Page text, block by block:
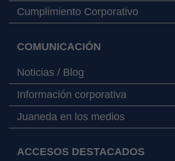
Cumplimiento Corporativo
COMUNICACIÓN
Noticias / Blog
Información corporativa
Juaneda en los medios
ACCESOS DESTACADOS